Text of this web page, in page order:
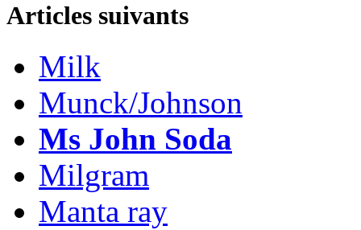
Articles suivants
Milk
Munck/Johnson
Ms John Soda
Milgram
Manta ray